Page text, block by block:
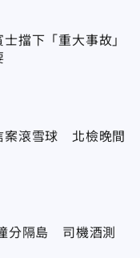
擋下「重大事故」
案滾雪球 北檢晚間
分隔島 司機酒測